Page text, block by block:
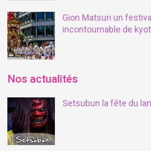
Gion Matsuri un festival
incontournable de
Nos actualités
Setsubun la fête du